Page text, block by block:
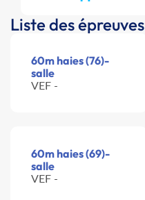
Liste des épreuves
60m haies (76)-
salle
VEF -
60m haies (69)-
salle
VEF -